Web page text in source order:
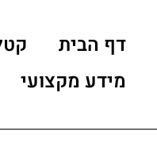
דף הבית
מידע מקצועי